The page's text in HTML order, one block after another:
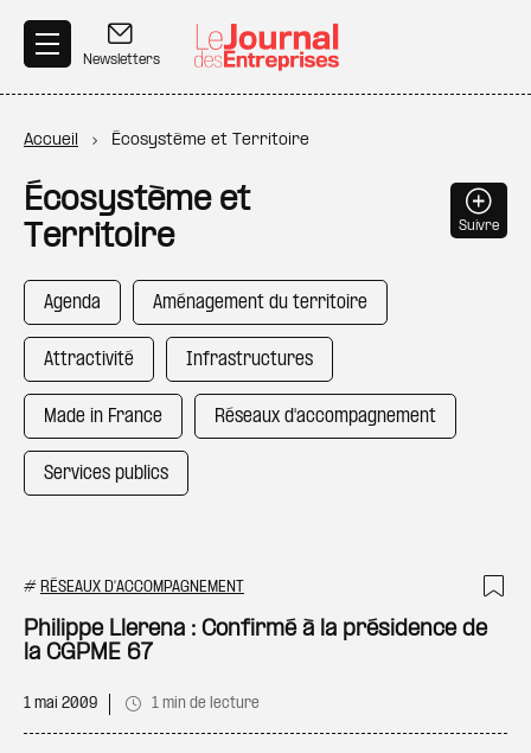
Newsletters
Fil d'Ariane
Accueil Écosystème et Territoire
Écosystème et
Territoire
Suivre
Agenda Aménagement du territoire
Attractivité Infrastructures
Made in France Réseaux d'accompagnement
Services publics
# RÉSEAUX D'ACCOMPAGNEMENT
Philippe Llerena : Confirmé à la présidence de
la CGPME 67
1 mai 2009 1 min de lecture